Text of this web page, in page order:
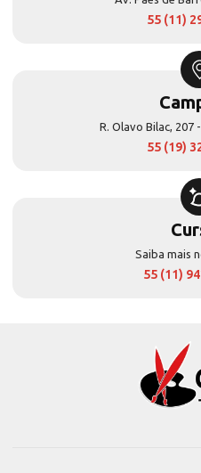
55 (11)
R. Olavo Bilac, 207
55 (19)
Saiba mais
55 (11)